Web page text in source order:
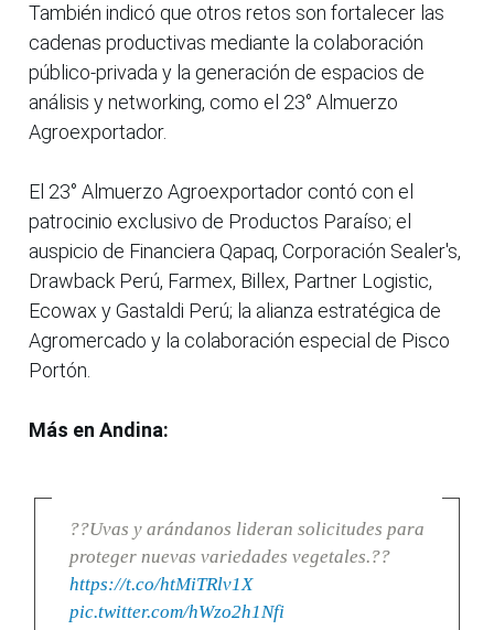
También indicó que otros retos son fortalecer las
cadenas productivas mediante la colaboración
público-privada y la generación de espacios de
análisis y networking, como el 23° Almuerzo
Agroexportador.
El 23° Almuerzo Agroexportador contó con el
patrocinio exclusivo de Productos Paraíso; el
auspicio de Financiera Qapaq, Corporación Sealer's,
Drawback Perú, Farmex, Billex, Partner Logistic,
Ecowax y Gastaldi Perú; la alianza estratégica de
Agromercado y la colaboración especial de Pisco
Portón.
Más en Andina:
??Uvas y arándanos lideran solicitudes para
proteger nuevas variedades vegetales.??
https://t.co/htMiTRlv1X
pic.twitter.com/hWzo2h1Nfi